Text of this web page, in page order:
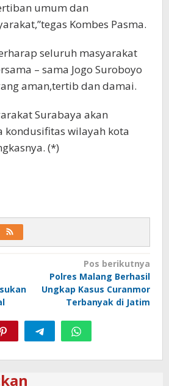
umum dan
Kombes Pasma.
seluruh masyarakat
– sama Jogo Suroboyo
aman,tertib dan damai.
Surabaya akan
kondusifitas wilayah kota
(*)
Pos berikutnya
Polres Malang Berhasil
Ungkap Kasus Curanmor
Terbanyak di Jatim